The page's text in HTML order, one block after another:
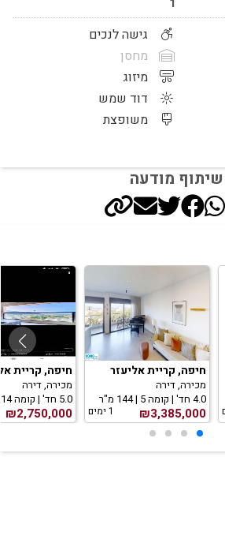
גישה לנכים
מחסן
מיזוג
דוד שמש
משופצת
שיתוף מודעה
חיפה, קריית אליעזר
מכירה, דירה
4.0 חד' | קומה 5 | 144 מ"ר
₪3,385,000 1 ימים
חיפה, קריית
מכירה, דירה
5.0 חד' | קומה 14 | 147 מ"ר
₪2,750,000